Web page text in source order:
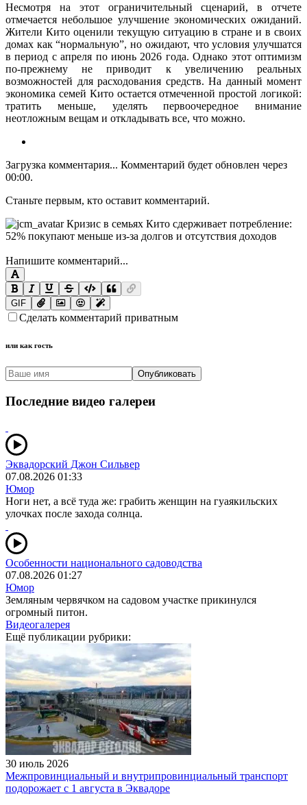
Несмотря на этот ограничительный сценарий, в отчете
отмечается небольшое улучшение экономических ожиданий.
Жители Кито оценили текущую ситуацию в стране и в своих
домах как “нормальную”, но ожидают, что условия улучшатся
в период с апреля по июнь 2026 года. Однако этот оптимизм
по-прежнему не приводит к увеличению реальных
возможностей для расходования средств. На данный момент
экономика семей Кито остается отмеченной простой логикой:
тратить меньше, уделять первоочередное внимание
неотложным вещам и откладывать все, что можно.
Загрузка комментария... Комментарий будет обновлен через
00:00.
Станьте первым, кто оставит комментарий.
Напишите комментарий...
GIF
Сделать комментарий приватным
или как гость
Опубликовать
Последние видео галереи
Эквадорский Джон Сильвер
07.08.2026 01:33
Юмор
Ноги нет, а всё туда же: грабить женщин на гуаякильских
улочках после захода солнца.
Особенности национального садоводства
07.08.2026 01:27
Юмор
Земляным червячком на садовом участке прикинулся
огромный питон.
Видеогалерея
Ещё публикации рубрики:
30 июль 2026
Межпровинциальный и внутрипровинциальный транспорт
подорожает с 1 августа в Эквадоре